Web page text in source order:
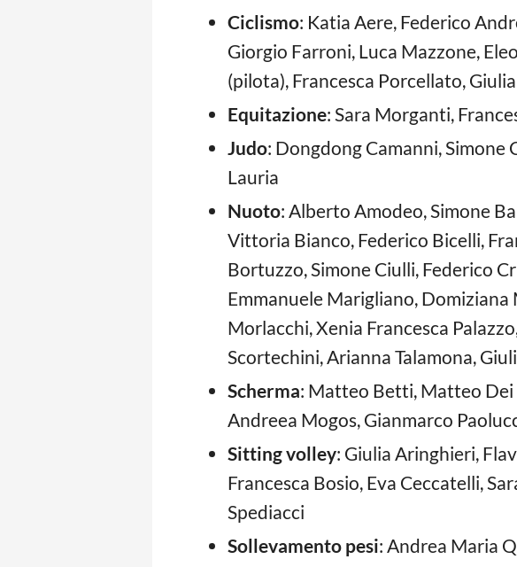
Ciclismo: Katia Aere, Federico
Giorgio Farroni, Luca Mazzone,
(pilota), Francesca Porcellato,
Equitazione: Sara Morganti,
Judo: Dongdong Camanni,
Lauria
Nuoto: Alberto Amodeo, Simone
Vittoria Bianco, Federico Bicelli,
Bortuzzo, Simone Ciulli, Federico
Emmanuele Marigliano,
Morlacchi, Xenia Francesca
Scortechini, Arianna Talamona,
Scherma: Matteo Betti, Matteo Dei
Andreea Mogos, Gianmarco
Sitting volley: Giulia Aringhieri,
Francesca Bosio, Eva Ceccatelli,
Spediacci
Sollevamento pesi: Andrea Maria